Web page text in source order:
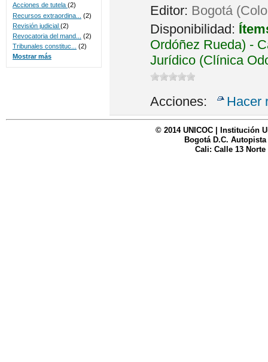
Editor: Bogotá
Disponibilidad:
Ordóñez Rueda) -
Jurídico (Clínica
Acciones: Hacer
Acciones de tutela (2)
Recursos extraordina...
(2)
Revisión judicial (2)
Revocatoria del mand...
(2)
Tribunales constituc...
(2)
Mostrar más
© 2014 UNICOC | Institución
Bogotá D.C. Autopista
Cali: Calle 13 Norte